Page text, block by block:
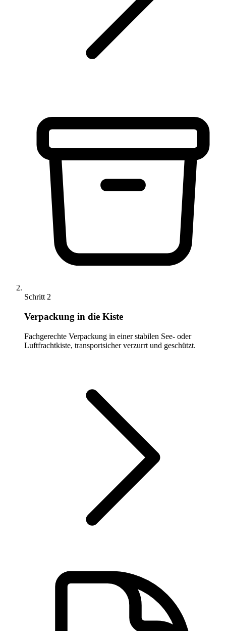
Schritt 2
Verpackung in die Kiste
Fachgerechte Verpackung in einer stabilen See- oder
Luftfrachtkiste, transportsicher verzurrt und geschützt.